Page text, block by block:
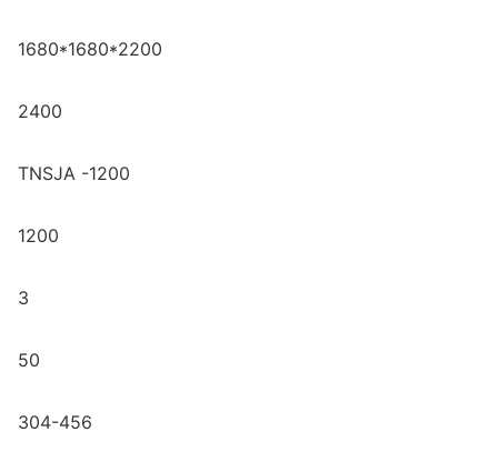
1680*1680*2200
2400
TNSJA -1200
1200
3
50
304-456